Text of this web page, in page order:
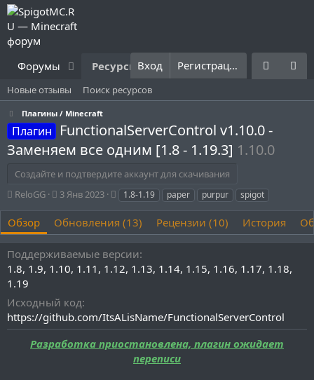
Форумы Ресурсы Что нового? Правила
Вход Регистрация
Новые отзывы Поиск ресурсов
Плагины / Minecraft
Плагин
FunctionalServerControl v1.10.0 -
Заменяем все одним [1.8 - 1.19.3] 1.10.0
Создайте и подтвердите аккаунт для скачивания
А
т
о
р
ReloGG
Д
т
а
с
о
з
н
и
я
3 Янв 2023
Т
г
и
1.8-1.19 paper purpur spigot
Обзор Обновления (13) Рецензии (10) История
Поддерживаемые версии
1.8 1.9 1.10 1.11 1.12 1.13 1.14 1.15 1.16 1.17 1.18
1.19
Исходный код
https://github.com/ItsALisName/FunctionalServerControl
Разработка приостановлена, плагин ожидает
переписи